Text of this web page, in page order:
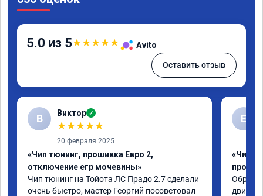
5.0 из 5★★★★★ Avito
Оставить отзыв
В Виктор ✓
★★★★★
20 февраля 2025
«Чип тюнинг, прошивка Евро 2,
отключение егр мочевины»
Чип тюнинг на Тойота ЛС Прадо 2.7 сделали
очень быстро, мастер Георгий посоветовал
Е
«Чип